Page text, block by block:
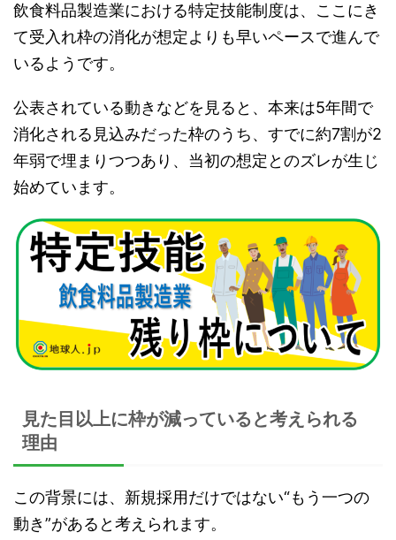
飲食料品製造業における特定技能制度は、ここにき
て受入れ枠の消化が想定よりも早いペースで進んで
いるようです。
公表されている動きなどを見ると、本来は5年間で
消化される見込みだった枠のうち、すでに約7割が2
年弱で埋まりつつあり、当初の想定とのズレが生じ
始めています。
見た目以上に枠が減っていると考えられる
理由
この背景には、新規採用だけではない“もう一つの
動き”があると考えられます。